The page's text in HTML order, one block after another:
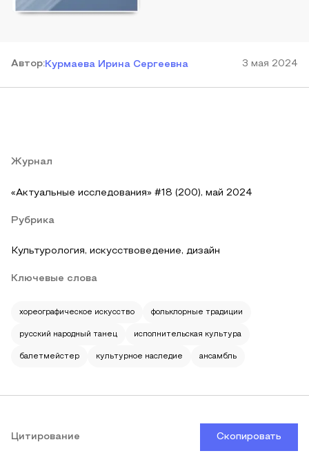
Автор:Курмаева Ирина Сергеевна 3 мая 2024
Журнал
«Актуальные исследования» #18 (200), май 2024
Рубрика
Культурология, искусствоведение, дизайн
Ключевые слова
хореографическое искусство фольклорные традиции
русский народный танец исполнительская культура
балетмейстер культурное наследие ансамбль
Цитирование Скопировать